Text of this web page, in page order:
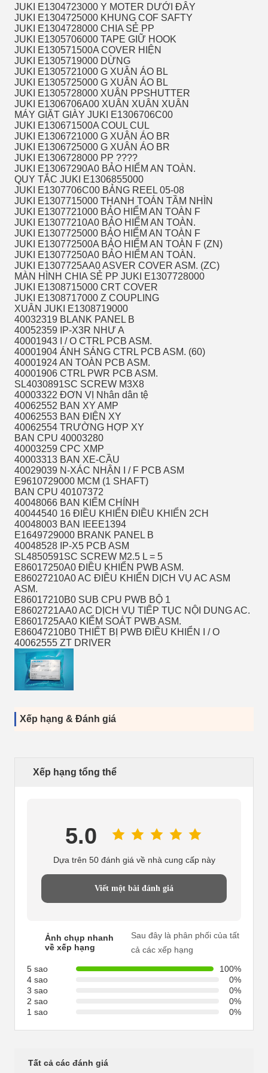
JUKI E1304723000 Y MOTER DƯỚI ĐÂY
JUKI E1304725000 KHUNG COF SAFTY
JUKI E1304728000 CHIA SẺ PP
JUKI E1305706000 TAPE GIỮ HOOK
JUKI E130571500A COVER HIỆN
JUKI E1305719000 DỪNG
JUKI E1305721000 G XUÂN ÁO ​​BL
JUKI E1305725000 G XUÂN ÁO ​​BL
JUKI E1305728000 XUÂN PPSHUTTER
JUKI E1306706A00 XUÂN XUÂN XUÂN
MÁY GIẶT GIÀY JUKI E1306706C00
JUKI E130671500A COUL CUL
JUKI E1306721000 G XUÂN ÁO ​​BR
JUKI E1306725000 G XUÂN ÁO ​​BR
JUKI E1306728000 PP ????
JUKI E13067290A0 BẢO HIỂM AN TOÀN.
QUY TẮC JUKI E1306855000
JUKI E1307706C00 BẢNG REEL 05-08
JUKI E1307715000 THANH TOÁN TẦM NHÌN
JUKI E1307721000 BẢO HIỂM AN TOÀN F
JUKI E13077210A0 BẢO HIỂM AN TOÀN.
JUKI E1307725000 BẢO HIỂM AN TOÀN F
JUKI E130772500A BẢO HIỂM AN TOÀN F (ZN)
JUKI E13077250A0 BẢO HIỂM AN TOÀN.
JUKI E1307725AA0 ASVER COVER ASM. (ZC)
MÀN HÌNH CHIA SẺ PP JUKI E1307728000
JUKI E1308715000 CRT COVER
JUKI E1308717000 Z COUPLING
XUÂN JUKI E1308719000
40032319 BLANK PANEL B
40052359 IP-X3R NHƯ A
40001943 I / O CTRL PCB ASM.
40001904 ÁNH SÁNG CTRL PCB ASM. (60)
40001924 AN TOÀN PCB ASM.
40001906 CTRL PWR PCB ASM.
SL4030891SC SCREW M3X8
40003322 ĐƠN VỊ Nhân dân tệ
40062552 BAN XY AMP
40062553 BAN ĐIỆN XY
40062554 TRƯỜNG HỢP XY
BAN CPU 40003280
40003259 CPC XMP
40003313 BAN XE-CẦU
40029039 N-XÁC NHẬN I / F PCB ASM
E9610729000 MCM (1 SHAFT)
BAN CPU 40107372
40048066 BAN KIẾM CHÍNH
40044540 16 ĐIỀU KHIỂN ĐIỀU KHIỂN 2CH
40048003 BAN IEEE1394
E1649729000 BRANK PANEL B
40048528 IP-X5 PCB ASM
SL4850591SC SCREW M2.5 L = 5
E86017250A0 ĐIỀU KHIỂN PWB ASM.
E86027210A0 AC ĐIỀU KHIỂN DỊCH VỤ AC ASM
ASM.
E86017210B0 SUB CPU PWB BỘ 1
E8602721AA0 AC DỊCH VỤ TIẾP TỤC NỘI DUNG AC.
E8601725AA0 KIỂM SOÁT PWB ASM.
E86047210B0 THIẾT BỊ PWB ĐIỀU KHIỂN I / O
40062555 ZT DRIVER
Xếp hạng & Đánh giá
Xếp hạng tổng thể
5.0
Dựa trên 50 đánh giá về nhà cung cấp này
Viết một bài đánh giá
Ảnh chụp nhanh
về xếp hạng
Sau đây là phân phối của tất
cả các xếp hạng
5 sao
100%
4 sao
0%
3 sao
0%
2 sao
0%
1 sao
0%
Tất cả các đánh giá